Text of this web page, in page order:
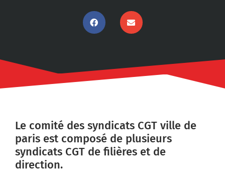
Le comité des syndicats CGT ville de
paris est composé de plusieurs
syndicats CGT de filières et de
direction.